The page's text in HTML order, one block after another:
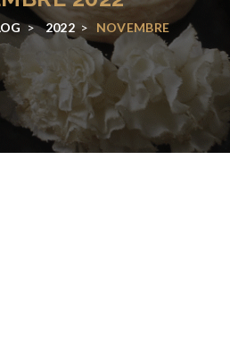
> 2022 > NOVEMBRE